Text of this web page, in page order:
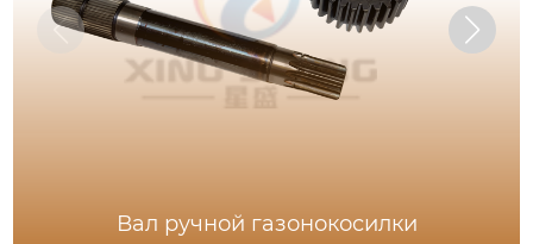
Вал ручной газонокосилки